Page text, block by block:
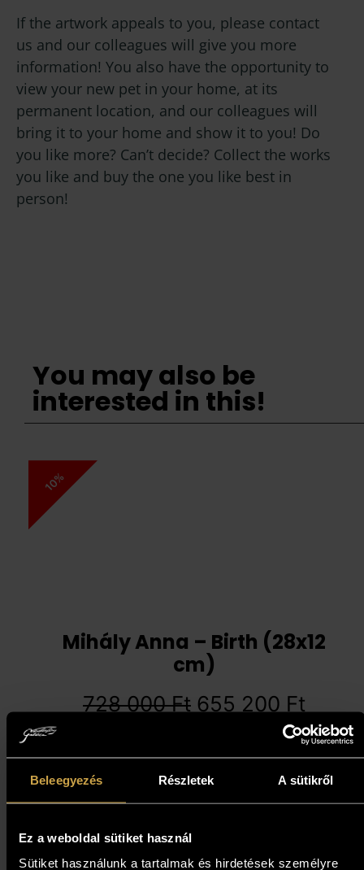
Beleegyezés Részletek A sütikről
Ez a weboldal sütiket használ
Sütiket használunk a tartalmak és hirdetések személyre
If the artwork appeals to you, please contact
us and our colleagues will give you more
information! You also have the opportunity to
view your new pet in your home, at its
permanent location, and our colleagues will
bring it to your home and show it to you! Do
you like more? Can’t decide? Collect the works
you like and buy the one you like best in
person!
You may also be
interested in this!
10%
Mihály Anna – Birth (28x12
cm)
728 000Ft 655 200 Ft